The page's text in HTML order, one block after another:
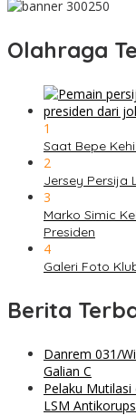
Olahraga
1
Saat Bepe
2
Jersey Persija
3
Marko Simic
Presiden
4
Galeri Foto
Berita
Danrem 031/
Galian C
Pelaku
LSM